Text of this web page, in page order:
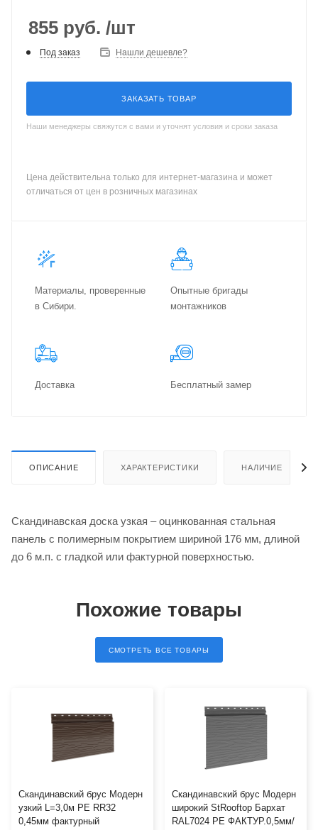
855 руб. /шт
Под заказ Нашли дешевле?
ЗАКАЗАТЬ ТОВАР
Наши менеджеры свяжутся с вами и уточнят условия и сроки заказа
Цена действительна только для интернет-магазина и может
отличаться от цен в розничных магазинах
Материалы, проверенные
в Сибири.
Опытные бригады
монтажников
Доставка Бес­плат­ный замер
ОПИСАНИЕ ХАРАКТЕРИСТИКИ НАЛИЧИЕ
Скандинавская доска узкая – оцинкованная стальная
панель с полимерным покрытием шириной 176 мм, длиной
до 6 м.п. с гладкой или фактурной поверхностью.
Похожие товары
СМОТРЕТЬ ВСЕ ТОВАРЫ
Скандинавский брус Модерн
узкий L=3,0м PE RR32
0,45мм фактурный
Скандинавский брус Модерн
широкий StRooftop Бархат
RAL7024 PE ФАКТУР.0,5мм/